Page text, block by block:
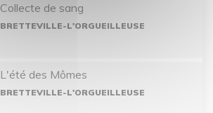
Collecte de sang
BRETTEVILLE-L'ORGUEILLEUSE
L'été des Mômes
BRETTEVILLE-L'ORGUEILLEUSE